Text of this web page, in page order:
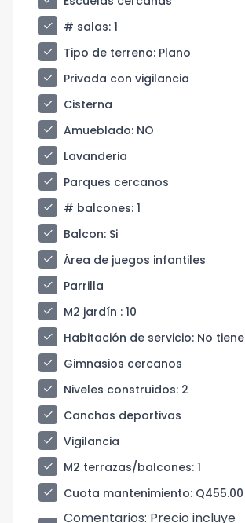
check
# salas: 1
check
Tipo de terreno: Plano
check
Privada con vigilancia
check
Cisterna
check
Amueblado: NO
check
Lavanderia
check
Parques cercanos
check
# balcones: 1
check
Balcon: Si
check
Área de juegos infantiles
check
Parrilla
check
M2 jardín : 10
check
Habitación de servicio: No tiene
check
Gimnasios cercanos
check
Niveles construidos: 2
check
Canchas deportivas
check
Vigilancia
check
M2 terrazas/balcones: 1
check
Cuota mantenimiento: Q455.00
Comentarios: Precio incluye